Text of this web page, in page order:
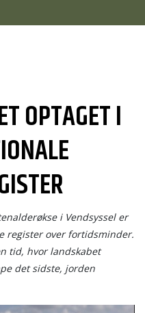
OPTAGET I
i Vendsyssel er
register over fortidsminder.
tid, hvor landskabet
det sidste, jorden